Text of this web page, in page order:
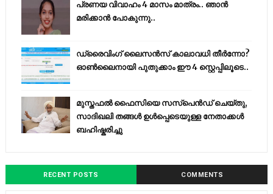
പ്രണയ വിവാഹം 4 മാസം മാത്രം.. ഞാൻ
മരിക്കാൻ പോകുന്നു..
ഡ്രൈവിംഗ് ലൈസൻസ് കാലാവധി തീർന്നോ?
ഓൺലൈനായി പുതുക്കാം ഈ 4 സ്റ്റെപ്പിലൂടെ..
മുസ്തഫൽ ഫൈസിയെ സസ്‌പെൻഡ് ചെയ്തു,
സാദിഖലി തങ്ങൾ ഉൾപ്പെടെയുള്ള നേതാക്കൾ
ബഹിഷ്കരിച്ചു
RECENT POSTS COMMENTS